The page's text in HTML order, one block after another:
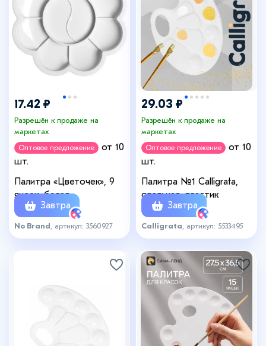
17.42 ₽
Разрешён к продаже на
маркетах
Оптовое предложение
от 10
шт.
Палитра «Цветочек», 9
ячеек, белая
Завтра
No Brand , артикул: 3560927
29.03 ₽
Разрешён к продаже на
маркетах
Оптовое предложение
от 10
шт.
Палитра №1 Calligrata,
овальная, пластик
Завтра
Calligrata , артикул: 5533495